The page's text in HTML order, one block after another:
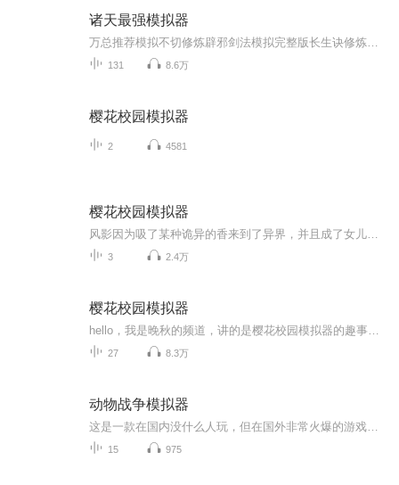
诸天最强模拟器
131 8.6万
樱花校园模拟器
2 4581
樱花校园模拟器
3 2.4万
樱花校园模拟器
27 8.3万
动物战争模拟器
15 975